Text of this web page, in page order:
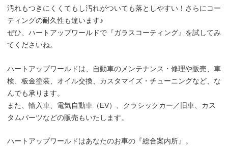
汚れもつきにくくてもし汚れがついても落としやすい！さらにコー
ティングの耐久性も違います♪
ぜひ、ハートアップワールドで『ガラスコーティング』を試してみ
てくださいね。
ハートアップワールドは、自動車のメンテナンス・修理や販売、車
検、板金塗装、オイル交換、カスタマイズ・チューニングなど、な
んでも承ります。
また、輸入車、電気自動車（EV）、クラシックカー／旧車、カス
タムパーツなどの販売もいたします。
ハートアップワールドはあなたのお車の『総合案内所』。